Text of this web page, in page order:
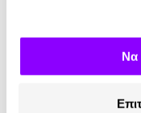
Να
Instagram